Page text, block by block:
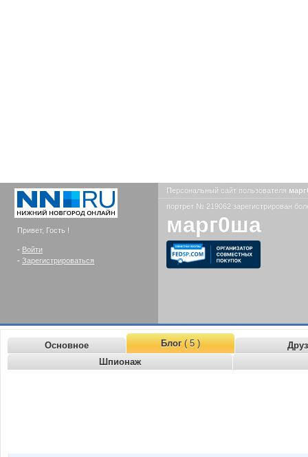
Привет, Гость !
- Войти
- Зарегистрироваться
Персональный сайт пользователя
портрет № 219062 зарегистрирован
марг0ша
Основное Блог( 5 )
Шпионаж